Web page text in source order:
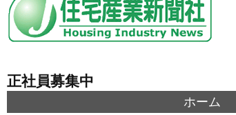
正社員募集中
ホーム